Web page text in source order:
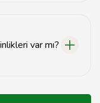
var mı?
takip etmek